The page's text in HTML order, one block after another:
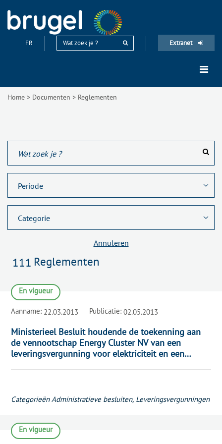
FR Extranet
Home > Documenten > Reglementen
Annuleren
111 Reglementen
En vigueur
Aanname: 22.03.2013 Publicatie: 02.05.2013
Ministerieel Besluit houdende de toekenning aan
de vennootschap Energy Cluster NV van een
leveringsvergunning voor elektriciteit en een
Categorieën Administratieve besluiten, Leveringsvergunningen
En vigueur